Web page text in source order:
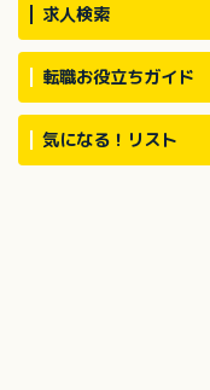
求人検索
転職お役立ちガイド
気になる！リスト